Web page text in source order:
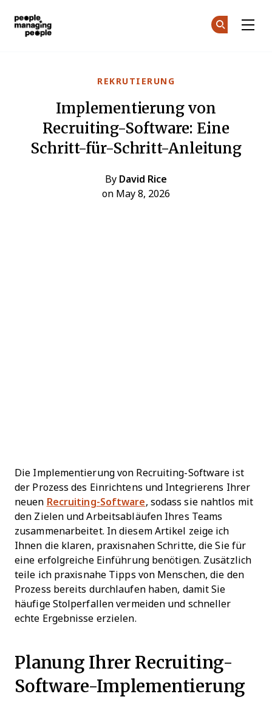
REKRUTIERUNG
Implementierung von
Recruiting-Software: Eine
Schritt-für-Schritt-Anleitung
By David Rice
on May 8, 2026
Die Implementierung von Recruiting-Software ist
der Prozess des Einrichtens und Integrierens Ihrer
neuen Recruiting-Software, sodass sie nahtlos mit
den Zielen und Arbeitsabläufen Ihres Teams
zusammenarbeitet. In diesem Artikel zeige ich
Ihnen die klaren, praxisnahen Schritte, die Sie für
eine erfolgreiche Einführung benötigen. Zusätzlich
teile ich praxisnahe Tipps von Menschen, die den
Prozess bereits durchlaufen haben, damit Sie
häufige Stolperfallen vermeiden und schneller
echte Ergebnisse erzielen.
Planung Ihrer Recruiting-
Software-Implementierung